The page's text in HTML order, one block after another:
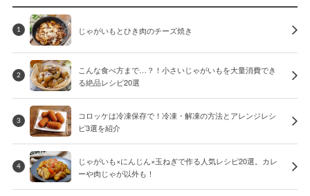
1 じゃがいもとひき肉のチーズ焼き
2
こんな食べ方まで…？！小さいじゃがいもを大量消費でき
る絶品レシピ20選
3
コロッケは冷凍保存で！冷凍・解凍の方法とアレンジレシ
ピ3選を紹介
4
じゃがいも×にんじん×玉ねぎで作る人気レシピ20選。カレ
ーや肉じゃが以外も！